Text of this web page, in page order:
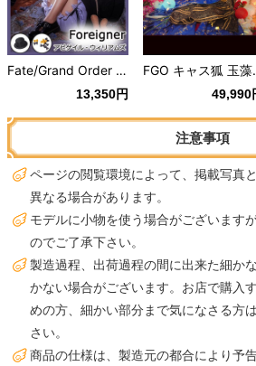
Fate/Grand Order FGO Foreigner アビゲイル・ウィリアムズ
13,350円
FGO キャス
49,990
注意事項
ページの閲覧環境によって、掲載写真
異なる場合があります。
モデルに小物を使う場合がございます
のでご了承下さい。
製造過程、出荷過程の間に出来た細か
かない場合がございます。お店で購入
めの方、細かい部分まで気になさる方
さい。
商品の仕様は、製造元の都合により予